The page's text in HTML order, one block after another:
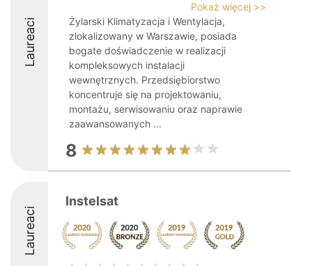
Laureaci
Pokaż więcej >>
Żylarski Klimatyzacja i Wentylacja,
zlokalizowany w Warszawie, posiada
bogate doświadczenie w realizacji
kompleksowych instalacji
wewnętrznych. Przedsiębiorstwo
koncentruje się na projektowaniu,
montażu, serwisowaniu oraz naprawie
zaawansowanych ...
8
Laureaci
Instelsat